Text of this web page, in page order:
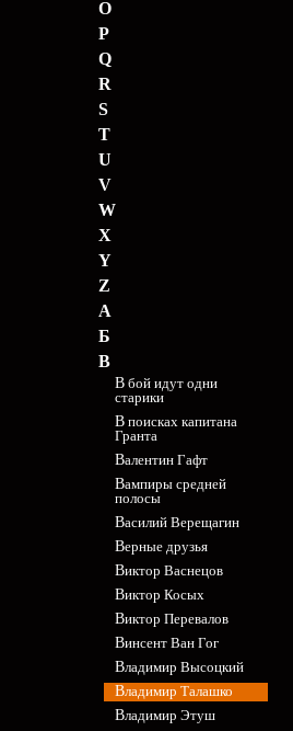
O
P
Q
R
S
T
U
V
W
X
Y
Z
А
Б
В
В бой идут одни
старики
В поисках капитана
Гранта
Валентин Гафт
Вампиры средней
полосы
Василий Верещагин
Верные друзья
Виктор Васнецов
Виктор Косых
Виктор Перевалов
Винсент Ван Гог
Владимир Высоцкий
Владимир Талашко
Владимир Этуш